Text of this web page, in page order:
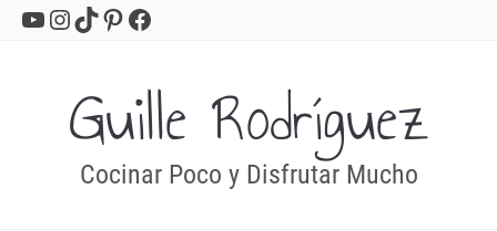
YouTube
Instagram
TikTok
Pinterest
Facebook
Guille Rodríguez
Cocinar Poco y Disfrutar Mucho